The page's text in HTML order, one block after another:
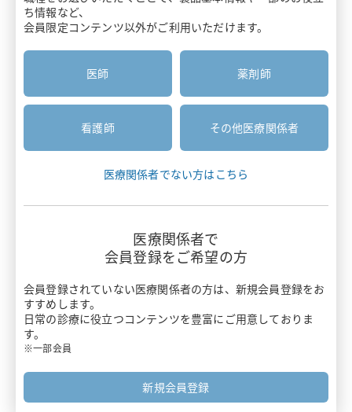
安全性情報
主要製品一覧
エフィエント
カナリア
タリージェ
エムガルティ
感染症
バイオシミラー
ワクチン
医療関係者と患者さんのコミュニケーション
胃癌HER2診断
診療報酬ニュース
押さえておきたい医療安全のポイント
スキルアップ講座
Pharmacist Forum
フォーミュラリー最前線
患者さん向け資材
疾患啓発サイト・患者さん向けサイト
ち情報など、
会員限定コンテンツ以外がご利用いただけます。
医師 薬剤師
看護師 その他医療関係者
医療関係者でない方はこちら
医療関係者で
会員登録をご希望の方
会員登録されていない医療関係者の方は、 新規会員登録をお
すすめします。
日常の診療に役立つコンテンツを豊富にご用意しておりま
す。
※一部会員
新規会員登録